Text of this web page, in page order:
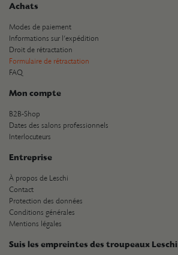
Achats
Modes de paiement
Informations sur l’expédition
Droit de rétractation
Formulaire de rétractation
FAQ
Mon compte
B2B-Shop
Dates des salons professionnels
Interlocuteurs
Entreprise
À propos de Leschi
Contact
Protection des données
Conditions générales
Mentions légales
Suis les empreintes des troupeaux Leschi